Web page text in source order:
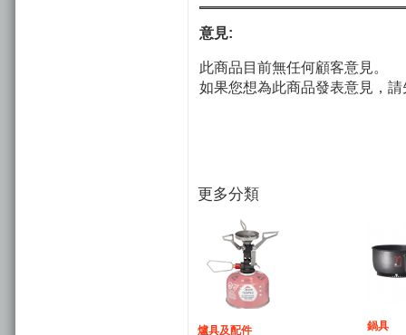
意見:
此商品目前無任何顧客意見。
如果您想為此商品發表意見，
更多分類
爐具及配件 鍋具